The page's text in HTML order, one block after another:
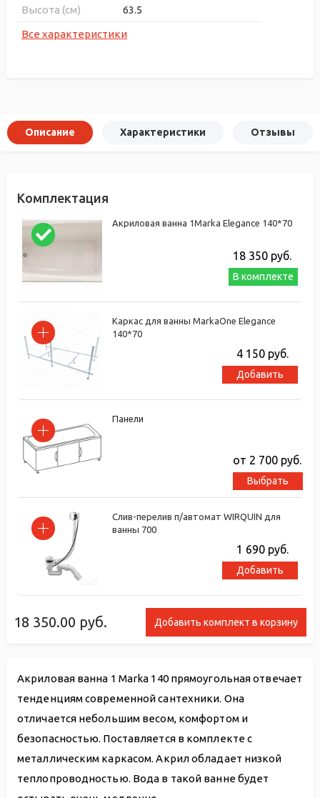
Высота (см)
63.5
Все характеристики
Описание Характеристики Отзывы
Комплектация
18 350.00 руб. Добавить комплект в корзину
Акриловая ванна 1Marka Elegance 140*70
18 350 руб.
В комплекте
Каркас для ванны MarkaOne Elegance
140*70
4 150руб.
Добавить
Панели
от 2 700 руб.
Выбрать
Слив-перелив п/автомат WIRQUIN для
ванны 700
1 690руб.
Добавить
Акриловая ванна 1 Marka 140 прямоугольная отвечает
тенденциям современной сантехники. Она
отличается небольшим весом, комфортом и
безопасностью. Поставляется в комплекте с
металлическим каркасом. Акрил обладает низкой
теплопроводностью. Вода в такой ванне будет